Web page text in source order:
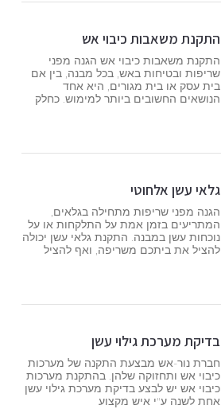
התקנת משאבות כיבוי אש
התקנת משאבות כיבוי אש הגנה מפני
שריפות ובטיחות באש, בכל מבנה, בין אם
בית עסק או בית מגורים, היא אחד
הנושאים החשובים ביותר למימוש. כחלק
גלאי עשן אלחוטי
הגנה מפני שריפות מתחילה בגלאים,
המתריעים בזמן אמת על התלקחות או על
נוכחות עשן במבנה. התקנת גלאי עשן יכולה
להציל את ביתכם משריפה, ואף להציל
בדיקת מערכת גילוי עשן
חברת נור-אש מבצעת התקנה של מערכות
כיבוי אש ותחזוקה שלהן. בהתקנת מערכות
כיבוי אש יש לבצע בדיקת מערכת גילוי עשן
אחת לשנה ע"י איש מקצוע